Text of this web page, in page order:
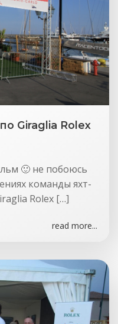
Giraglia Rolex
🙂 не побоюсь
команды яхт-
Rolex […]
read more...